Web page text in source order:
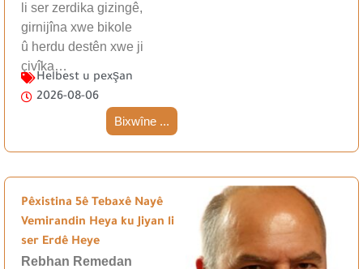
li ser zerdika gizingê,
girnijîna xwe bikole
û herdu destên xwe ji
çivîka…
Helbest u pexşan
2026-08-06
Bixwîne ...
Pêxistina 5ê Tebaxê Nayê
Vemirandin Heya ku Jiyan li
ser Erdê Heye
Rebhan Remedan